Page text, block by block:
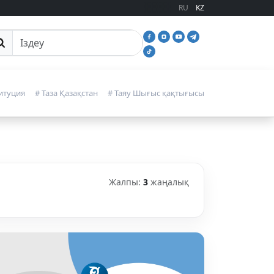
RU KZ
іздеу
# Таза Қазақстан # Таяу Шығыс қақтығысы
Жалпы: 3 жаңалық